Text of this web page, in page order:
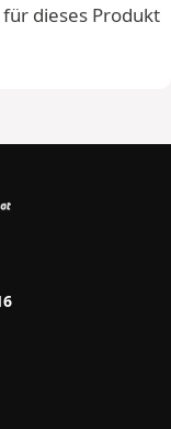
dieses Produkt